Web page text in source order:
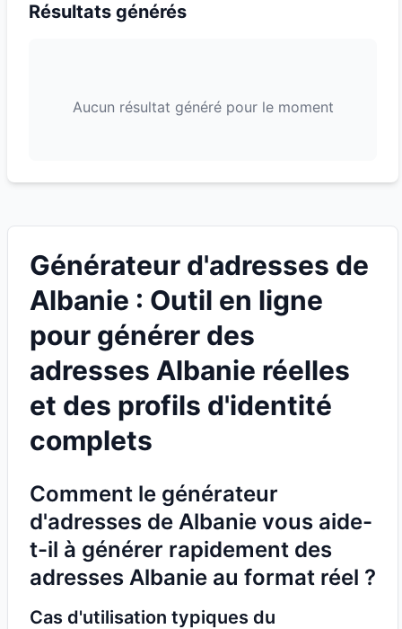
Résultats générés
Aucun résultat généré pour le moment
Générateur d'adresses de
Albanie : Outil en ligne
pour générer des
adresses Albanie réelles
et des profils d'identité
complets
Comment le générateur
d'adresses de Albanie vous aide-
t-il à générer rapidement des
adresses Albanie au format réel ?
Cas d'utilisation typiques du